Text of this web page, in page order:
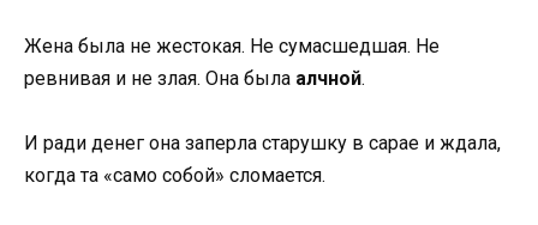
Жена была не жестокая. Не сумасшедшая. Не
ревнивая и не злая. Она была алчной.
И ради денег она заперла старушку в сарае и ждала,
когда та «само собой» сломается.